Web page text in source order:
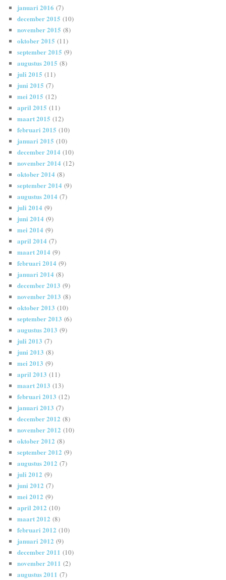
januari 2016 (7)
december 2015 (10)
november 2015 (8)
oktober 2015 (11)
september 2015 (9)
augustus 2015 (8)
juli 2015 (11)
juni 2015 (7)
mei 2015 (12)
april 2015 (11)
maart 2015 (12)
februari 2015 (10)
januari 2015 (10)
december 2014 (10)
november 2014 (12)
oktober 2014 (8)
september 2014 (9)
augustus 2014 (7)
juli 2014 (9)
juni 2014 (9)
mei 2014 (9)
april 2014 (7)
maart 2014 (9)
februari 2014 (9)
januari 2014 (8)
december 2013 (9)
november 2013 (8)
oktober 2013 (10)
september 2013 (6)
augustus 2013 (9)
juli 2013 (7)
juni 2013 (8)
mei 2013 (9)
april 2013 (11)
maart 2013 (13)
februari 2013 (12)
januari 2013 (7)
december 2012 (8)
november 2012 (10)
oktober 2012 (8)
september 2012 (9)
augustus 2012 (7)
juli 2012 (9)
juni 2012 (7)
mei 2012 (9)
april 2012 (10)
maart 2012 (8)
februari 2012 (10)
januari 2012 (9)
december 2011 (10)
november 2011 (2)
augustus 2011 (7)